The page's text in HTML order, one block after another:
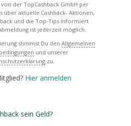
der TopCashback GmbH per
über aktuelle Cashback- Aktionen,
und die Top-Tips informiert
ist jederzeit möglich.
stimmst Du den Allgemeinen
und unserer
zu.
Hier anmelden
sein Geld?